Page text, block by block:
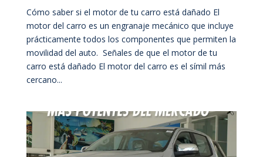
Cómo saber si el motor de tu carro está dañado El
motor del carro es un engranaje mecánico que incluye
prácticamente todos los componentes que permiten la
movilidad del auto. Señales de que el motor de tu
carro está dañado El motor del carro es el símil más
cercano...